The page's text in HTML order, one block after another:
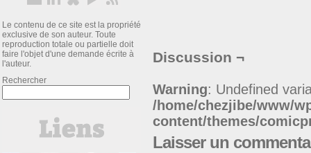
Le contenu de ce site est la propriété
exclusive de son auteur. Toute
reproduction totale ou partielle doit
faire l'objet d'une demande écrite à
l'auteur.
Rechercher
Discussion ¬
Warning: Undefined
/home/chezjibe/www/
content/themes/
Laisser un